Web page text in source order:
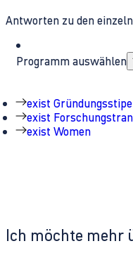
Ich möchte mehr
Antworten zu den
Programm auswählen
exist
exist
exist Women